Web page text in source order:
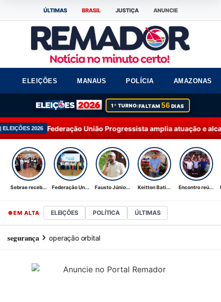
ÚLTIMAS BRASIL JUSTIÇA ANUNCIE
ELEIÇÕES MANAUS POLÍCIA AMAZONAS
1º TURNO:FALTAM56 DIAS
União Progressista amplia atuação e alcança 92% dos
Sebrae receb... Federação Un... Fausto Júnio... Keitton Bati... Encontro reú...
EM ALTA ELEIÇÕES POLÍTICA ÚLTIMAS
segurança operação orbital